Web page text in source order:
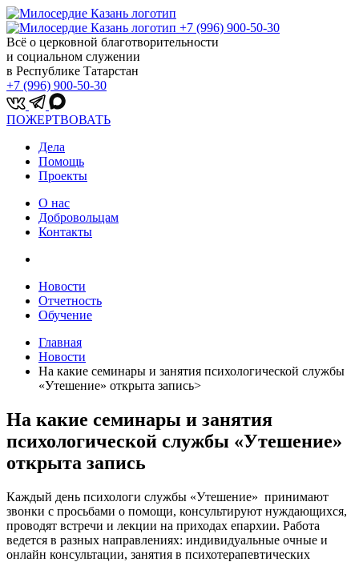
+7 (996) 900-50-30
Всё о церковной благотворительности
и социальном служении
в Республике Татарстан
+7 (996) 900-50-30
ПОЖЕРТВОВАТЬ
Дела
Помощь
Проекты
О нас
Добровольцам
Контакты
Новости
Отчетность
Обучение
Главная
Новости
На какие семинары и занятия психологической службы
«Утешение» открыта запись>
На какие семинары и занятия
психологической службы «Утешение»
открыта запись
Каждый день психологи службы «Утешение» принимают
звонки с просьбами о помощи, консультируют нуждающихся,
проводят встречи и лекции на приходах епархии. Работа
ведется в разных направлениях: индивидуальные очные и
онлайн консультации, занятия в психотерапевтических